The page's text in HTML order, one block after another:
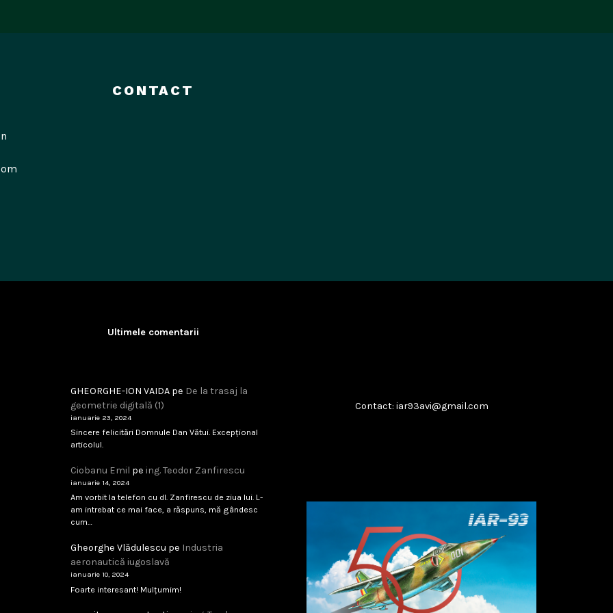
CONTACT
Ultimele comentarii
GHEORGHE-ION VAIDApe De la trasaj la
geometrie digitală (1)
ianuarie 23, 2024
Sincere felicitări Domnule Dan Vătui. Excepțional
articolul.
Ciobanu Emil pe ing. Teodor Zanfirescu
ianuarie 14, 2024
Am vorbit la telefon cu dl. Zanfirescu de ziua lui. L-
am intrebat ce mai face, a răspuns, mă gândesc
cum…
Gheorghe Vlădulescu pe Industria
aeronautică iugoslavă
ianuarie 10, 2024
Foarte interesant! Mulțumim!
Contact: iar93avi@gmail.com